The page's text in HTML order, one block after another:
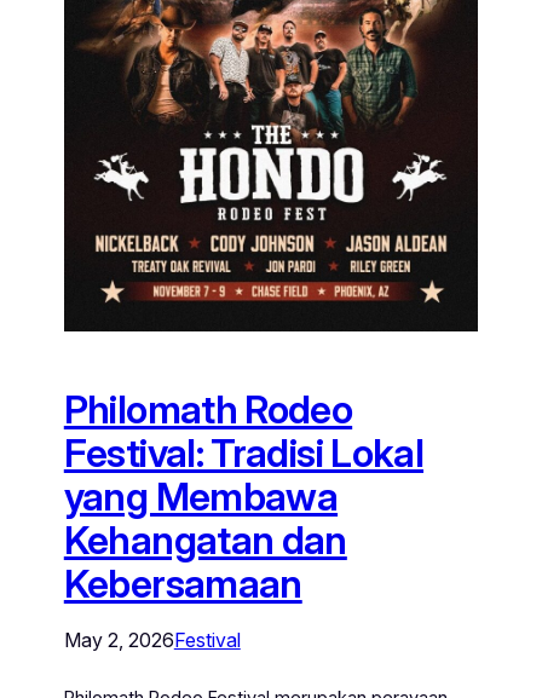
Philomath Rodeo
Festival: Tradisi Lokal
yang Membawa
Kehangatan dan
Kebersamaan
May 2, 2026Festival